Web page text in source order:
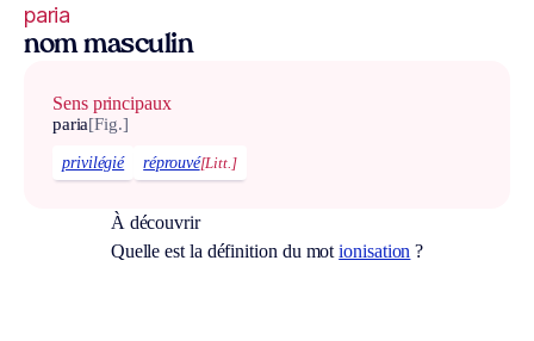
paria
nom masculin
Sens principaux
paria[Fig.]
privilégié réprouvé[Litt.]
À découvrir
Quelle est la définition du motionisation ?